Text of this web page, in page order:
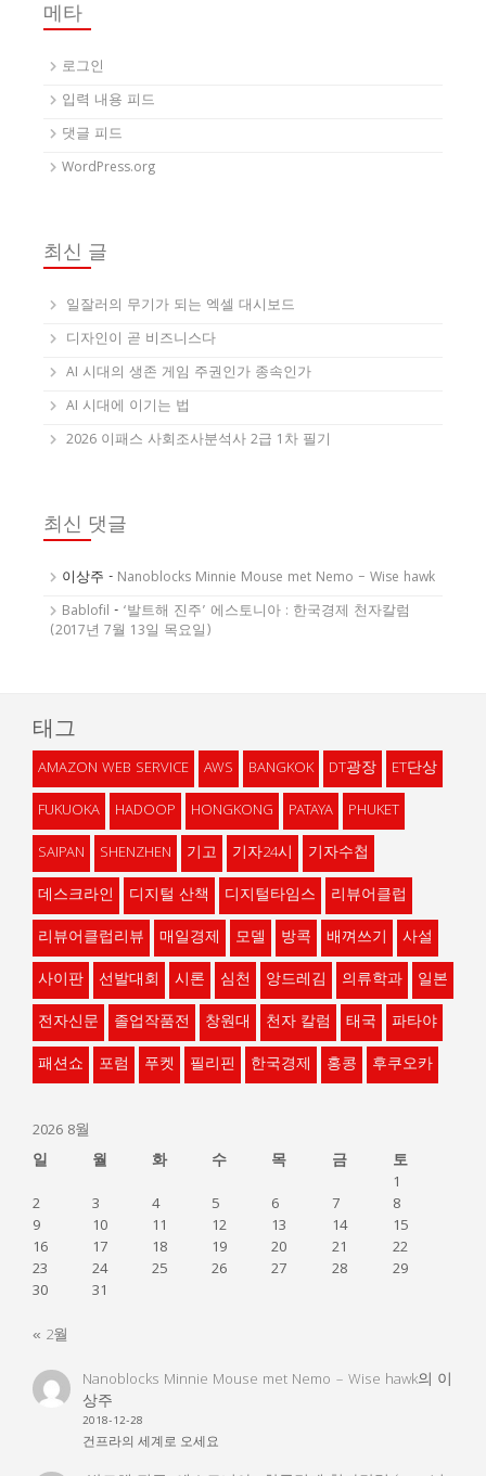
메타
로그인
입력 내용 피드
댓글 피드
WordPress.org
최신 글
일잘러의 무기가 되는 엑셀 대시보드
디자인이 곧 비즈니스다
AI 시대의 생존 게임 주권인가 종속인가
AI 시대에 이기는 법
2026 이패스 사회조사분석사 2급 1차 필기
최신 댓글
이상주 - Nanoblocks Minnie Mouse met Nemo – Wise hawk
Bablofil - ‘발트해 진주’ 에스토니아 : 한국경제 천자칼럼
(2017년 7월 13일 목요일)
태그
AMAZON WEB SERVICE AWS BANGKOK DT광장
ET단상
FUKUOKA
HADOOP HONGKONG PATAYA
PHUKET
SAIPAN
SHENZHEN 기고 기자24시
기자수첩
데스크라인
디지털 산책 디지털타임스
리뷰어클럽
리뷰어클럽리뷰
매일경제 모델 방콕 배껴쓰기
사설
사이판
선발대회 시론 심천 앙드레김 의류학과
일본
전자신문
졸업작품전 창원대 천자 칼럼 태국
파타야
패션쇼
포럼 푸켓 필리핀 한국경제 홍콩 후쿠오카
2026 8월
일
월 화 수 목 금
토
1
2
3 4 5 6 7
8
9
10 11 12 13 14
15
16
17 18 19 20 21
22
23
24 25 26 27 28
29
30
31
« 2월
Nanoblocks Minnie Mouse met Nemo – Wise hawk의 이
상주
2018-12-28
건프라의 세계로 오세요